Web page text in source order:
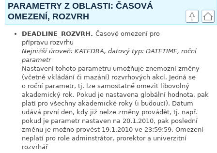
PARAMETRY Z OBLASTI: ČASOVÁ
OMEZENÍ, ROZVRH
DEADLINE_ROZVRH. Časové omezení pro
přípravu rozvrhu
Nejnižší úroveň: KATEDRA, datový typ: DATETIME, roční
parametr
Nastavení tohoto parametru umožňuje znemozní změny
(včetně vkládání či mazání) rozvrhových akcí. Jedná se
o roční parametr, tj. lze samostatně omezit libovolný
akademický rok. Pokud je nastavena globální hodnota, pak
platí pro všechny akademické roky (i budoucí). Datum
udává první den, kdy již nelze změny provádět, tj. např.
pokud je parametr nastaven na 20.1.2010, pak poslední
změnu je možno provést 19.1.2010 ve 23:59:59. Omezení
neplatí pro role adminstrátor, prorektor a univerzitní
rozvrhář